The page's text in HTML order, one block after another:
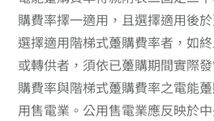
購費率擇一適用，且選擇適用後
選擇適用階梯式躉購費率者，如
或轉供者，須依已躉購期間實際
購費率與階梯式躉購費率之電能
用售電業。公用售電業應反映於